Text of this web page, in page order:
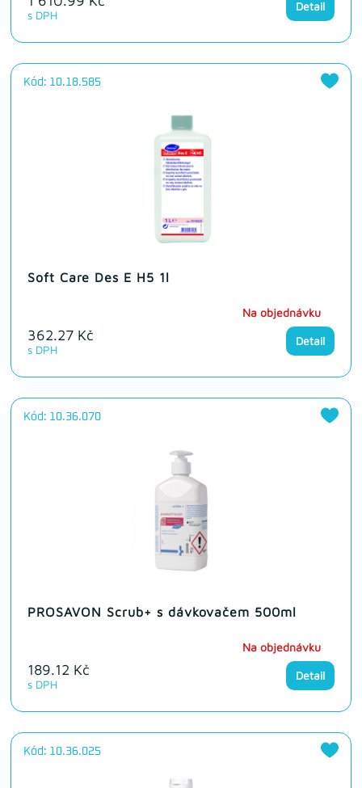
s DPH
Detail
Kód: 10.18.585
Soft Care Des E H5 1l
362.27 Kč
s DPH
Na objednávku
Detail
Kód: 10.36.070
PROSAVON Scrub+ s dávkovačem 500ml
189.12 Kč
s DPH
Na objednávku
Detail
Kód: 10.36.025